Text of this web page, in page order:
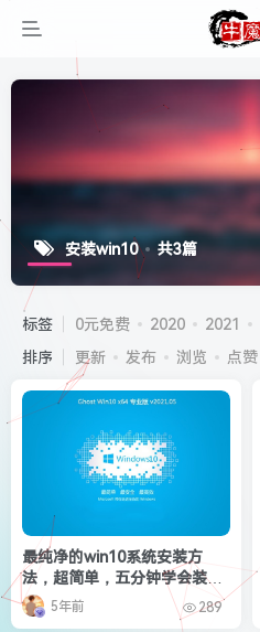
安装win10 共3篇
标签 0元免费 2020 2021
排序
更新 发布 浏览 点赞
最纯净的win10系统安装方
法，超简单，五分钟学会装系
统
5年前 289